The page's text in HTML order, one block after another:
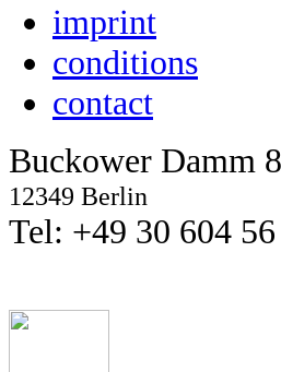
imprint
conditions
contact
Buckower Damm
12349 Berlin
Tel: +49 30 604